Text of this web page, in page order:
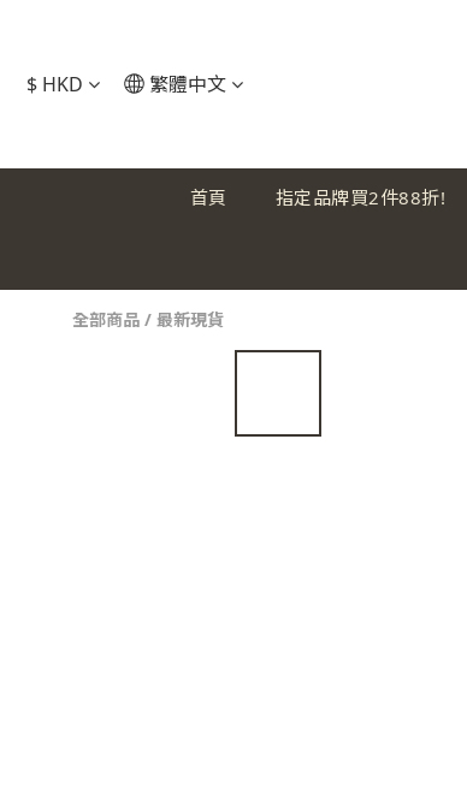
$ HKD 繁體中文
首頁 指定品牌買2件88折!
全部商品 / 最新現貨